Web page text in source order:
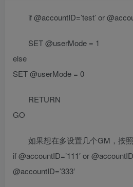
if @accountID=’test’ or
SET @userMode = 1
else
SET @userMode = 0
RETURN
GO
如果想在多设置几个GM，按
if @accountID=’111′ or
@accountID=’333′